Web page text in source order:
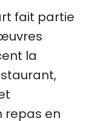
fait partie
la
repas en